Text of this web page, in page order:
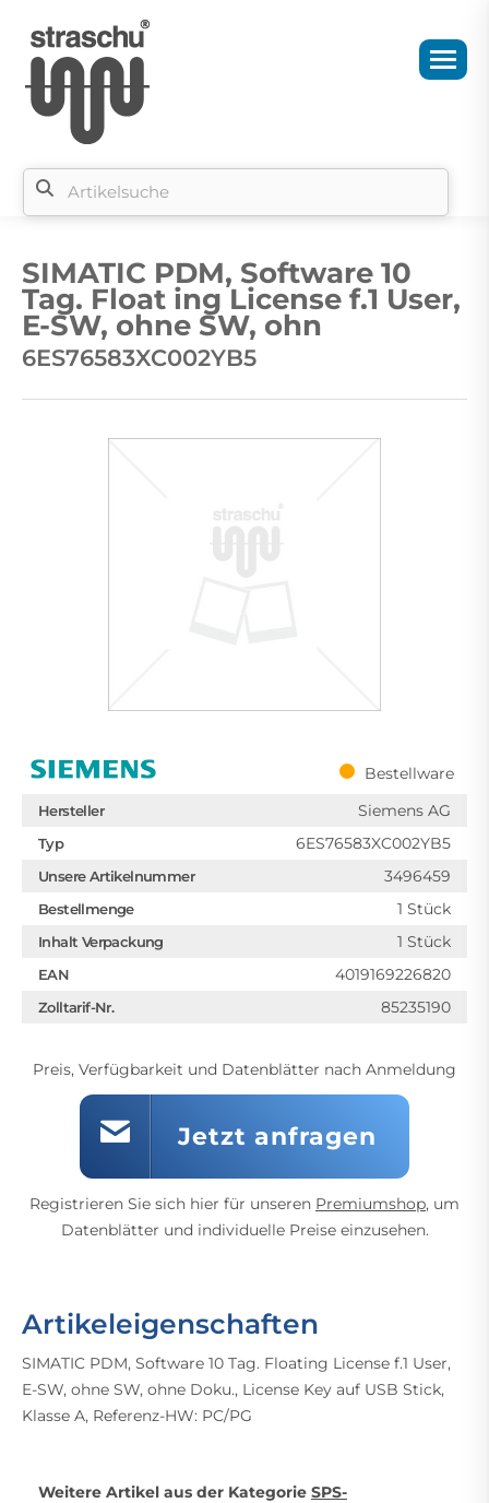
SIMATIC PDM, Software 10
Tag. Float ing License f.1 User,
E-SW, ohne SW, ohn
6ES76583XC002YB5
Bestellware
Hersteller Siemens AG
Typ 6ES76583XC002YB5
Unsere Artikelnummer 3496459
Bestellmenge 1 Stück
Inhalt Verpackung 1 Stück
EAN 4019169226820
Zolltarif-Nr. 85235190
Preis, Verfügbarkeit und Datenblätter nach Anmeldung
Jetzt anfragen
Registrieren Sie sich hier für unseren Premiumshop, um
Datenblätter und individuelle Preise einzusehen.
Artikeleigenschaften
SIMATIC PDM, Software 10 Tag. Floating License f.1 User,
E-SW, ohne SW, ohne Doku., License Key auf USB Stick,
Klasse A, Referenz-HW: PC/PG
Weitere Artikel aus der Kategorie SPS-